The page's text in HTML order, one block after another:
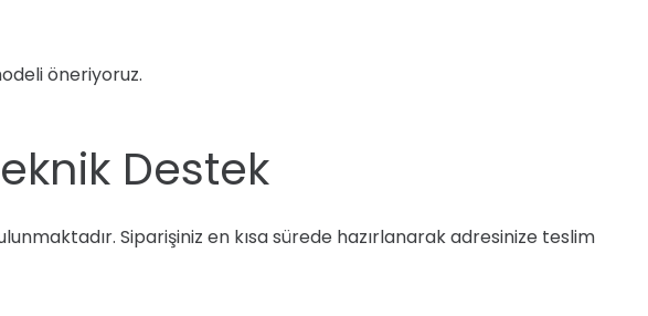
öneriyoruz.
Destek
Siparişiniz en kısa sürede hazırlanarak adresinize teslim